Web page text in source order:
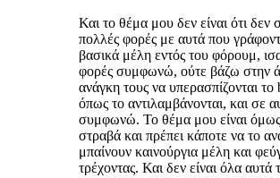
Και το θέμα μου δεν είναι ότι
πολλές φορές με αυτά που
βασικά μέλη εντός του φόρουμ,
φορές συμφωνώ, ούτε βάζω στην
ανάγκη τους να υπερασπίζονται το
όπως το αντιλαμβάνονται, και σε
συμφωνώ. Το θέμα μου είναι όμως
στραβά και πρέπει κάποτε να το
μπαίνουν καινούργια μέλη και
τρέχοντας. Και δεν είναι όλα αυτά